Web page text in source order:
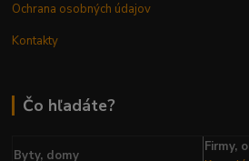
Ochrana osobných údajov
Kontakty
Čo hľadáte?
Byty, domy
Firmy,